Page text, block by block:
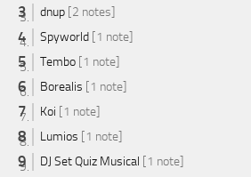
dnup [2 notes]
Spyworld [1 note]
Tembo [1 note]
Borealis [1 note]
Koi [1 note]
Lumios [1 note]
DJ Set Quiz Musical [1 note]